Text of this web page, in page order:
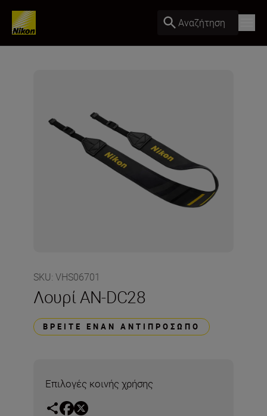
Αναζήτηση
SKU: VHS06701
Λουρί AN-DC28
ΒΡΕΊΤΕ ΈΝΑΝ ΑΝΤΙΠΡΌΣΩΠΟ
Επιλογές κοινής χρήσης